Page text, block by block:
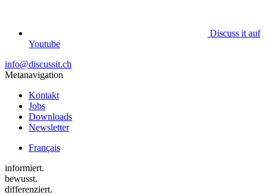
Discuss it auf
Youtube
info@discussit.ch
Metanavigation
Kontakt
Jobs
Downloads
Newsletter
Français
informiert.
bewusst.
differenziert.